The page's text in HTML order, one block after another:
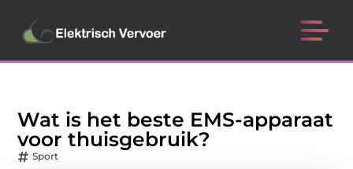
Wat is het beste EMS-apparaat
voor thuisgebruik?
Sport